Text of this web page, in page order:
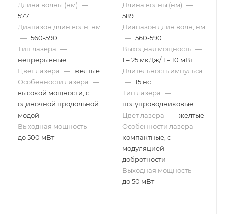
Длина волны (нм) —
577
Диапазон длин волн, нм
— 560-590
Тип лазера —
непрерывные
Цвет лазера — желтые
Особенности лазера —
высокой мощности, с
одиночной продольной
модой
Выходная мощность —
до 500 мВт
Длина волны (нм) —
589
Диапазон длин волн, нм
— 560-590
Выходная мощность —
1 – 25 мкДж/ 1 – 10 мВт
Длительность импульса
— 15 нс
Тип лазера —
полупроводниковые
Цвет лазера — желтые
Особенности лазера —
компактные, с
модуляцией
добротности
Выходная мощность —
до 50 мВт